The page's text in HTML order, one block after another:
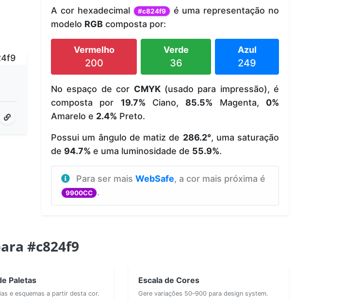
A cor hexadecimal #c824f9 é uma representação no
modelo RGB composta por:
Vermelho
200
Verde
36
Azul
249
No espaço de cor CMYK(usado para impressão), é
composta por 19.7% Ciano, 85.5% Magenta, 0%
Amarelo e 2.4% Preto.
Possui um ângulo de matiz de 286.2°, uma saturação
de 94.7% e uma luminosidade de 55.9%.
Para ser mais WebSafe, a cor mais próxima é
9900CC .
#c824f9
Paletas
e esquemas a partir desta cor.
Escala de Cores
Gere variações 50–900 para design system.